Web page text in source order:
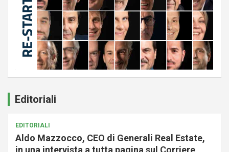
Editoriali
EDITORIALI
Aldo Mazzocco, CEO di Generali Real Estate,
in una intervista a tutta pagina sul Corriere